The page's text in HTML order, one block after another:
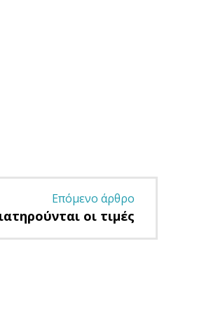
Επόμενο άρθρο
οι τιμές